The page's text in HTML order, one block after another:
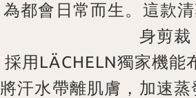
為都會日常而生。這款
身剪裁
採用LÄCHELN獨家機能
將汗水帶離肌膚，加速